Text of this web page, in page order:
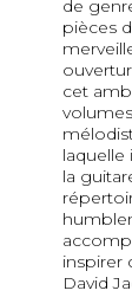
de
pièces
cet
laquelle
la
inspirer
David